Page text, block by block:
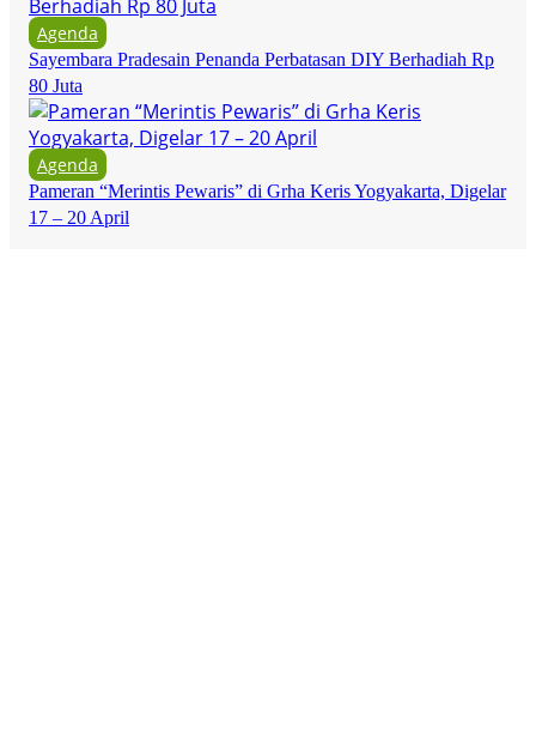
Agenda
Sayembara Pradesain Penanda Perbatasan DIY Berhadiah Rp
80 Juta
Agenda
Pameran “Merintis Pewaris” di Grha Keris Yogyakarta, Digelar
17 – 20 April